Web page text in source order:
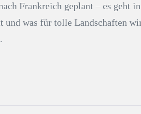
Frankreich geplant – es geht in
und was für tolle Landschaften